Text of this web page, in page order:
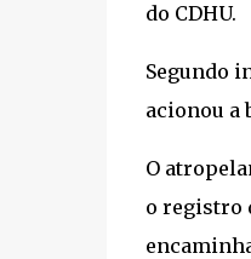
do CDHU.
Segundo
acionou a
O
o registro